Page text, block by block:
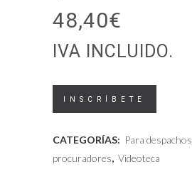
48,40€
IVA INCLUIDO.
Videoteca
INSCRÍBETE
CATEGORÍAS: Para despachos
procuradores, Videoteca